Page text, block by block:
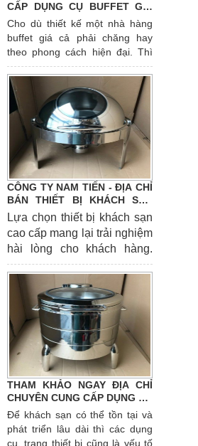
CẤP DỤNG CỤ BUFFET GIÁ
TỐT NHẤT HIỆN NAY
Cho dù thiết kế một nhà hàng
buffet giá cả phải chăng hay
theo phong cách hiện đại. Thì
các dụng cụ buffet cần thiết đều
phải đưuọc chú trọng. Nếu bạn
đang có nhu cầu setup, kinh
doanh nhà hàng buffet. Bạn
mong muốn tìm kiếm một địa
cung cấp dụng cụ buffet
giá tốt, đủ uy tín đáp ứng
những yêu cầu khắt khe nhất.
Bạn có thể cân nhắc đến địa chỉ
mà chúng tôi sắp giới thiệu đến
CÔNG TY NAM TIẾN - ĐỊA CHỈ
BÁN THIẾT BỊ KHÁCH SẠN
TPHCM ĐÁNG TIN CẬY NHẤT
Lựa chọn thiết bị khách sạn
cao cấp mang lại trải nghiệm
hài lòng cho khách hàng.
Đây cũng là một trong
những điều quan trọng để
khách hàng đánh giá chất
lượng dịch vụ của bạn. Tuy
nhiên, việc tìm kiếmđịa chỉ
bán thiết bị khách sạn
tphcmcũng là yếu tố đặt lên
hàng đầu. Bởi bạn tìm kiếm
được đơn vị cung cấp đảm
bảo các tiêu chí đưa ra của
doanh nghiệp sẽ giúp khách
sạn của bạn thu hút khách
THAM KHẢO NGAY ĐỊA CHỈ
CHUYÊN CUNG CẤP DỤNG CỤ
KHÁCH SẠN UY TÍN NHẤT
Để khách sạn có thể tồn tại và
phát triển lâu dài thì các dụng
cụ, trang thiết bị cũng là yếu tố